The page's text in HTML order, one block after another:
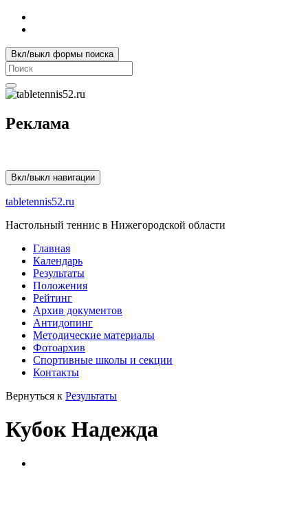
Вкл/выкл формы поиска
Search
for:
Реклама
Вкл/выкл навигации
tabletennis52.ru
Настольный теннис в Нижегородской области
Главная
Календарь
Результаты
Положения
Рейтинг
Архив документов
Антидопинг
Методические материалы
Фотоархив
Спортивные школы и секции
Контакты
Вернуться к Результаты
Кубок Надежда